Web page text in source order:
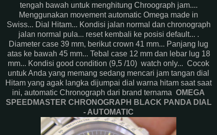
tengah bawah untuk menghitung Chroograph jam....
Menggunakan movement automatic Omega made in
Swiss... Dial Hitam... Kondisi jalan normal dan chronograph
jalan normal pula... reset kembali ke posisi default... .
Diameter case 39 mm, berikut crown 41 mm... Panjang lug
atas ke bawah 45 mm... Tebal case 12 mm dan lebar lug 18
mm... Kondisi good condition (9,5 /10) watch only... Cocok
untuk Anda yang memang sedang mencari jam tangan dial
Hitam yang agak langka dijumpai dial warna hitam saat saat
ini, automatic Chronograph dari brand ternama OMEGA
SPEEDMASTER CHRONOGRAPH BLACK PANDA DIAL
- AUTOMATIC